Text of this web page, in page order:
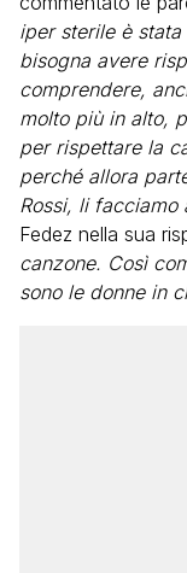
iper sterile è
bisogna avere
comprendere,
molto più in alto,
per rispettare la
perché allora
Rossi, li
Fedez nella sua
canzone. Così
sono le donne in